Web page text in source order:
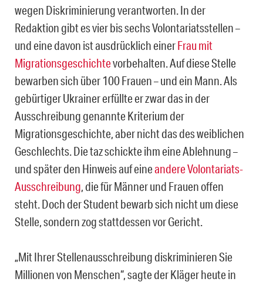
wegen Diskriminierung verantworten. In der
Redaktion gibt es vier bis sechs Volontariatsstellen –
und eine davon ist ausdrücklich einerFrau mit
Migrationsgeschichtevorbehalten. Auf diese Stelle
bewarben sich über 100 Frauen – und ein Mann. Als
gebürtiger Ukrainer erfüllte er zwar das in der
Ausschreibung genannte Kriterium der
Migrationsgeschichte, aber nicht das des weiblichen
Geschlechts. Die taz schickte ihm eine Ablehnung –
und später den Hinweis auf eineandere Volontariats-
Ausschreibung, die für Männer und Frauen offen
steht. Doch der Student bewarb sich nicht um diese
Stelle, sondern zog stattdessen vor Gericht.
„Mit Ihrer Stellenausschreibung diskriminieren Sie
Millionen von Menschen“, sagte der Kläger heute in